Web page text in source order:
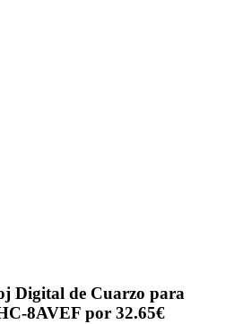
Digital de Cuarzo para
8AVEF por 32.65€